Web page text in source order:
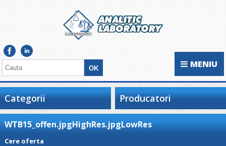
MENIU
Categorii Producatori
WTB15_offen.jpgHighRes.jpgLowRes
Cere oferta